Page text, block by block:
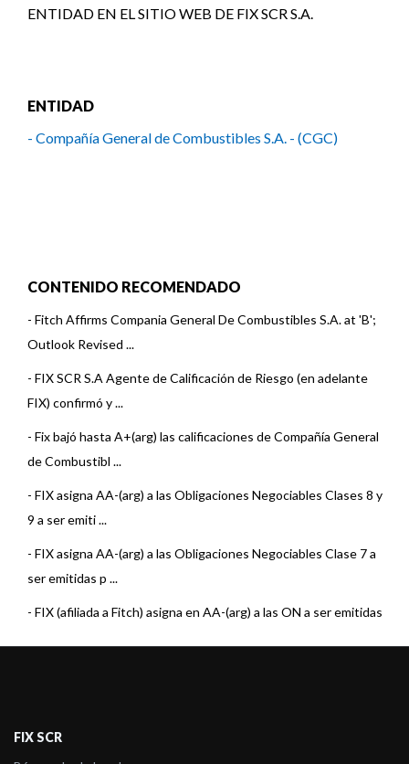
ENTIDAD EN EL SITIO WEB DE FIX SCR S.A.
ENTIDAD
- Compañía General de Combustibles S.A. - (CGC)
CONTENIDO RECOMENDADO
- Fitch Affirms Compania General De Combustibles S.A. at 'B';
Outlook Revised ...
- FIX SCR S.A Agente de Calificación de Riesgo (en adelante
FIX) confirmó y ...
- Fix bajó hasta A+(arg) las calificaciones de Compañía General
de Combustibl ...
- FIX asigna AA-(arg) a las Obligaciones Negociables Clases 8 y
9 a ser emiti ...
- FIX asigna AA-(arg) a las Obligaciones Negociables Clase 7 a
ser emitidas p ...
- FIX (afiliada a Fitch) asigna en AA-(arg) a las ON a ser emitidas
varios Emis ...
FIX SCR